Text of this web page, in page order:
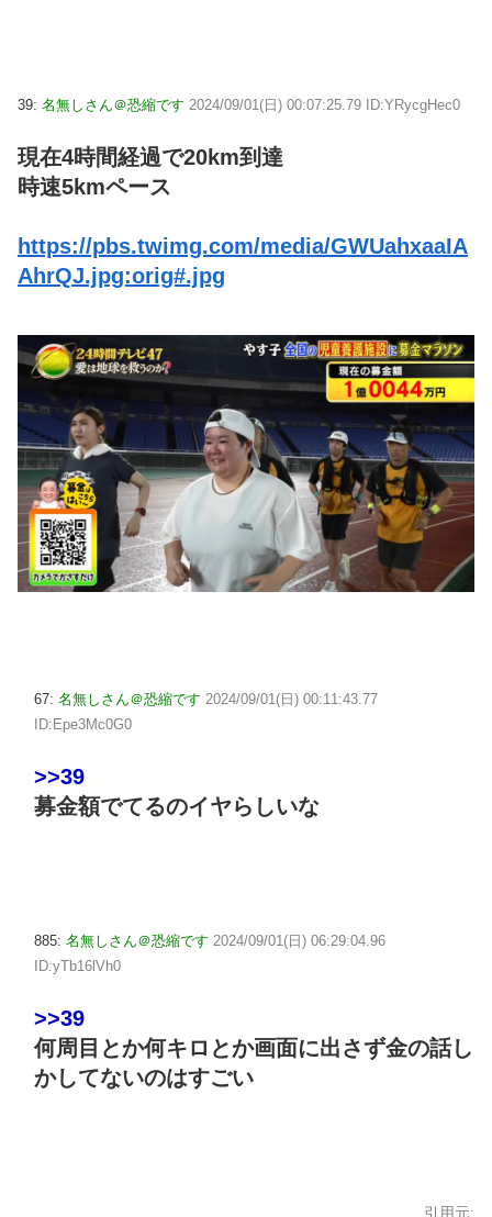
39: 名無しさん＠恐縮です 2024/09/01(日) 00:07:25.79 ID:YRycgHec0
現在4時間経過で20km到達
時速5kmペース
https://pbs.twimg.com/media/GWUahxaaIA
AhrQJ.jpg:orig#.jpg
67: 名無しさん＠恐縮です 2024/09/01(日) 00:11:43.77
ID:Epe3Mc0G0
>>39
募金額でてるのイヤらしいな
885: 名無しさん＠恐縮です 2024/09/01(日) 06:29:04.96
ID:yTb16lVh0
>>39
何周目とか何キロとか画面に出さず金の話し
かしてないのはすごい
引用元: